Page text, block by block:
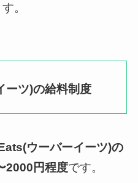
。
ーツ)の給料制度
ウーバーイーツ)の
2000円程度です。